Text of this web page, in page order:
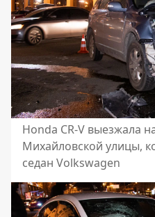
Honda CR-V выезжала
Михайловской улицы,
седан Volkswagen